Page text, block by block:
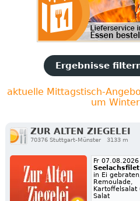
Ergebnisse
aktuelle Mittagstisch-
um
ZUR ALTEN ZIEGELEI
70376 Stuttgart-Münster
3133 m
Fr 07.08.2026
Seelachsfilet
in Ei
Remoulade,
Kartoffelsalat
Salat